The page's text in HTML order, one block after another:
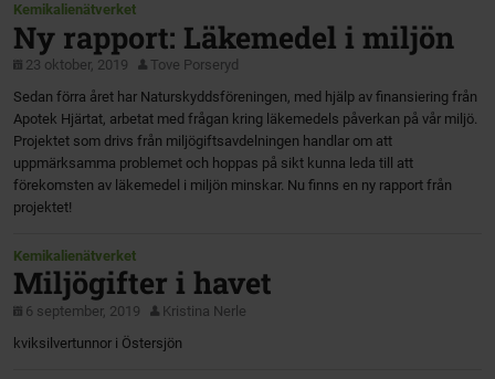
Kemikalienätverket
Ny rapport: Läkemedel i miljön
23 oktober, 2019
Tove Porseryd
Sedan förra året har Naturskyddsföreningen, med hjälp av finansiering från
Apotek Hjärtat, arbetat med frågan kring läkemedels påverkan på vår miljö.
Projektet som drivs från miljögiftsavdelningen handlar om att
uppmärksamma problemet och hoppas på sikt kunna leda till att
förekomsten av läkemedel i miljön minskar. Nu finns en ny rapport från
projektet!
Kemikalienätverket
Miljögifter i havet
6 september, 2019
Kristina Nerle
kviksilvertunnor i Östersjön